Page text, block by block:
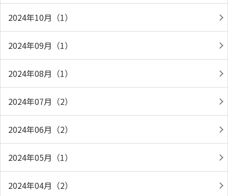
2024年10月（1）
2024年09月（1）
2024年08月（1）
2024年07月（2）
2024年06月（2）
2024年05月（1）
2024年04月（2）